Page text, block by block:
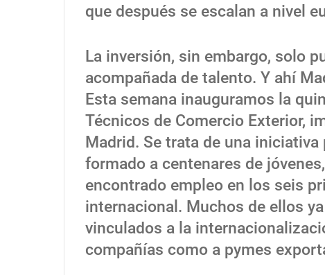
que después se escalan a nivel
La inversión, sin embargo, solo
acompañada de talento. Y ahí
Esta semana inauguramos la
Técnicos de Comercio Exterior,
Madrid. Se trata de una
formado a centenares de
encontrado empleo en los seis
internacional. Muchos de ellos
vinculados a la
compañías como a pymes